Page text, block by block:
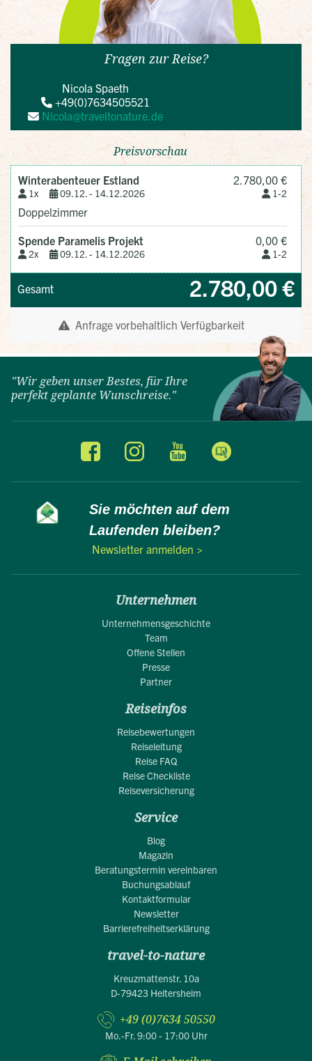
"Wir geben unser Bestes, für Ihre
perfekt geplante Wunschreise."
Sie möchten auf dem
Laufenden bleiben?
Newsletter anmelden >
Unternehmen
Unternehmensgeschichte
Team
Offene Stellen
Presse
Partner
Reiseinfos
Reisebewertungen
Reiseleitung
Reise FAQ
Reise Checkliste
Reiseversicherung
Service
Blog
Magazin
Beratungstermin vereinbaren
Buchungsablauf
Kontaktformular
Newsletter
Barrierefreiheitserklärung
travel-to-nature
Kreuzmattenstr. 10a
D-79423 Heitersheim
+49 (0)7634 50550
Mo.-Fr. 9:00 - 17:00 Uhr